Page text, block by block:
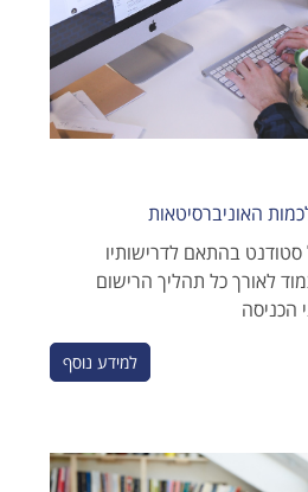
האוניברסיטאות
סטודנט בהתאם לדרישותיו
צמוד לאורך כל תהליך הרישום
הכניסה
למידע נוסף